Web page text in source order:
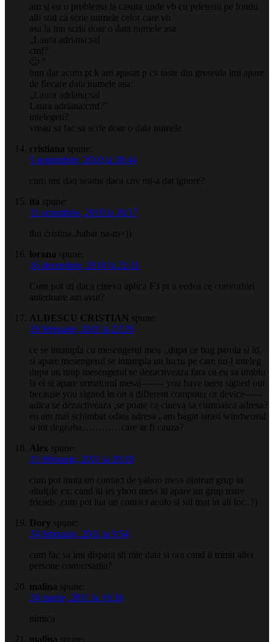
am si eu o problema la casuta unde vb cu prietenii pe fondu
alb stiti ca scrie numele celor care vb
asa la mn scria doar o data numele asa
„Laura adriana:sal
cmf?
🙂 ”
bun dar acum pt k am apasat p cv taste din greseala imi apare
de fiecare data numele asa:
„Laura adriana:sal
Laura adriana:cmf?”
intelegeti?
vreau sa fac sa scrie doar o data numele
cristiana spune:
5 septembrie, 2010 la 20:44
cum imi dau seama daca cnv mi-a dat ignore?
ita spune:
11 octombrie, 2010 la 20:17
thu cristina..habar na-m=))
lorana spune:
16 decembrie, 2010 la 22:11
Cum pot sti daca cineva aplica F3 pt a vedea ce convorbiri
anterioare am avut?
ALDESCU CRISTIAN spune:
19 februarie, 2011 la 22:29
ce se intampla cu mesengerul meu ,,dupa ce bag parola si id,
si apare mesengerul se intampla un lucru pe care nu-l inteleg
dupa un timp mesengerul se dezactiveaza fara ca eu sa umblu
la el si apare urmatorul mesaj––––- you have been signed out
because you signed in on a different computer or device–––-
adica se dezactiveaza ,se poate ca cineva sa cumoasca adresa?
eu am mai schimbat odata adresa , am bagat iarasi windwosul
si tot degeaba…………care ar fi cauza?
Alex spune:
21 februarie, 2011 la 20:18
cum pot muta un contact de yahoo mess dintrun grup in
altul(de ex: cand iti iei yhoo mess iti apare un grup mare
friends ,cum pot lua un contact acolo si sal mut in alt loc..?)
Dory spune:
24 februarie, 2011 la 9:54
cum fac sa imi dispara sh mie data si ora cand ii trimit altei
persone conversatiia?
malina spune:
24 martie, 2011 la 16:36
nimica
malina spune: